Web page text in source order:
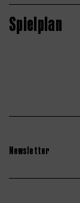
Spielplan
Newsletter